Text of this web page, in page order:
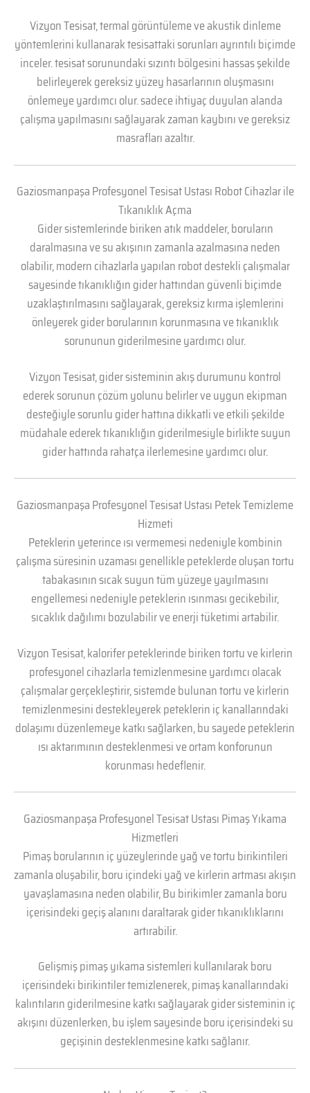
Vizyon Tesisat, termal görüntüleme ve akustik dinleme
yöntemlerini kullanarak tesisattaki sorunları ayrıntılı biçimde
inceler. tesisat sorunundaki sızıntı bölgesini hassas şekilde
belirleyerek gereksiz yüzey hasarlarının oluşmasını
önlemeye yardımcı olur. sadece ihtiyaç duyulan alanda
çalışma yapılmasını sağlayarak zaman kaybını ve gereksiz
masrafları azaltır.
Gaziosmanpaşa Profesyonel Tesisat Ustası Robot Cihazlar ile
Tıkanıklık Açma
Gider sistemlerinde biriken atık maddeler, boruların
daralmasına ve su akışının zamanla azalmasına neden
olabilir, modern cihazlarla yapılan robot destekli çalışmalar
sayesinde tıkanıklığın gider hattından güvenli biçimde
uzaklaştırılmasını sağlayarak, gereksiz kırma işlemlerini
önleyerek gider borularının korunmasına ve tıkanıklık
sorununun giderilmesine yardımcı olur.
Vizyon Tesisat, gider sisteminin akış durumunu kontrol
ederek sorunun çözüm yolunu belirler ve uygun ekipman
desteğiyle sorunlu gider hattına dikkatli ve etkili şekilde
müdahale ederek tıkanıklığın giderilmesiyle birlikte suyun
gider hattında rahatça ilerlemesine yardımcı olur.
Gaziosmanpaşa Profesyonel Tesisat Ustası Petek Temizleme
Hizmeti
Peteklerin yeterince ısı vermemesi nedeniyle kombinin
çalışma süresinin uzaması genellikle peteklerde oluşan tortu
tabakasının sıcak suyun tüm yüzeye yayılmasını
engellemesi nedeniyle peteklerin ısınması gecikebilir,
sıcaklık dağılımı bozulabilir ve enerji tüketimi artabilir.
Vizyon Tesisat, kalorifer peteklerinde biriken tortu ve kirlerin
profesyonel cihazlarla temizlenmesine yardımcı olacak
çalışmalar gerçekleştirir, sistemde bulunan tortu ve kirlerin
temizlenmesini destekleyerek peteklerin iç kanallarındaki
dolaşımı düzenlemeye katkı sağlarken, bu sayede peteklerin
ısı aktarımının desteklenmesi ve ortam konforunun
korunması hedeflenir.
Gaziosmanpaşa Profesyonel Tesisat Ustası Pimaş Yıkama
Hizmetleri
Pimaş borularının iç yüzeylerinde yağ ve tortu birikintileri
zamanla oluşabilir, boru içindeki yağ ve kirlerin artması akışın
yavaşlamasına neden olabilir, Bu birikimler zamanla boru
içerisindeki geçiş alanını daraltarak gider tıkanıklıklarını
artırabilir.
Gelişmiş pimaş yıkama sistemleri kullanılarak boru
içerisindeki birikintiler temizlenerek, pimaş kanallarındaki
kalıntıların giderilmesine katkı sağlayarak gider sisteminin iç
akışını düzenlerken, bu işlem sayesinde boru içerisindeki su
geçişinin desteklenmesine katkı sağlanır.